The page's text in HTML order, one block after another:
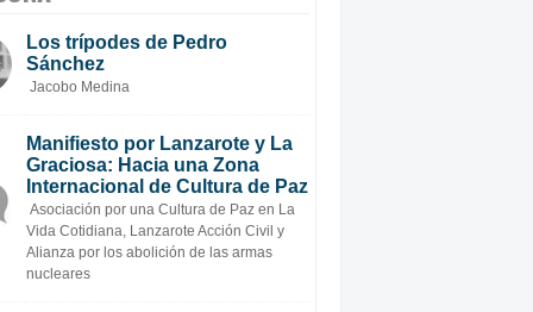
Los trípodes de Pedro
Sánchez
Jacobo Medina
Manifiesto por Lanzarote y La
Graciosa: Hacia una Zona
Internacional de Cultura de Paz
Asociación por una Cultura de Paz en La
Vida Cotidiana, Lanzarote Acción Civil y
Alianza por los abolición de las armas
nucleares